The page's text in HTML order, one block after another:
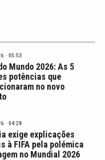
· 05:53
Mundo 2026: As 5
potências que
no novo
· 04:28
exige explicações
à FIFA pela polémica
no Mundial 2026